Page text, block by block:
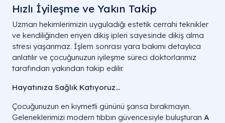
Hızlı İyileşme ve Yakın Takip
Uzman hekimlerimizin uyguladığı estetik cerrahi teknikler
ve kendiliğinden eriyen dikiş ipleri sayesinde dikiş alma
stresi yaşanmaz. İşlem sonrası yara bakımı detaylıca
anlatılır ve çocuğunuzun iyileşme süreci doktorlarımız
tarafından yakından takip edilir.
Hayatınıza Sağlık Katıyoruz...
Çocuğunuzun en kıymetli gününü şansa bırakmayın.
Geleneklerimizi modern tıbbın güvencesiyle buluşturan A